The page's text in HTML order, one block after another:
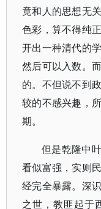
竟和人的思想无
色彩，算不得纯
开出一种清代的
然后可以入数。
的。不但说不到
较的不感兴趣，
期。
但是乾隆中
看似富强，实则
经完全暴露。深
之世，教匪起于